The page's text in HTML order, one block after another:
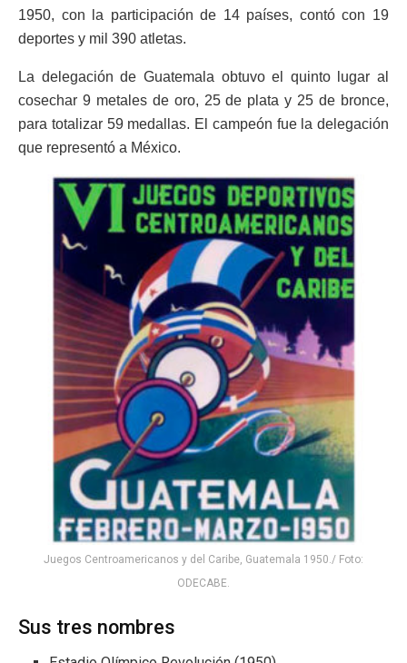
1950, con la participación de 14 países, contó con 19
deportes y mil 390 atletas.
La delegación de Guatemala obtuvo el quinto lugar al
cosechar 9 metales de oro, 25 de plata y 25 de bronce,
para totalizar 59 medallas. El campeón fue la delegación
que representó a México.
Juegos Centroamericanos y del Caribe, Guatemala 1950./ Foto:
ODECABE.
Sus tres nombres